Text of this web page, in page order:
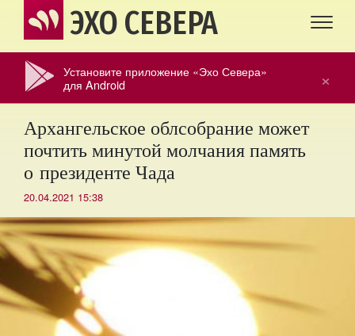
ЭХО СЕВЕРА
×
Установите приложение «Эхо Севера»
для Android
Архангельское облсобрание может
почтить минутой молчания память
о президенте Чада
20.04.2021 15:38